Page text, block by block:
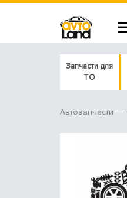
Запчасти для
ТО
Автозапчасти